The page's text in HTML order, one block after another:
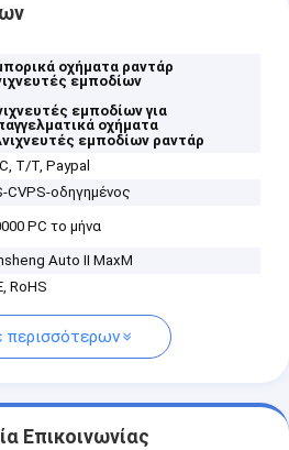
οχήματα ραντάρ
εμποδίων
εμποδίων για
οχήματα
εμποδίων ραντάρ
T/T, Paypal
CVPS-οδηγημένος
PC το μήνα
Auto II MaxM
RoHS
περισσότερων
Επικοινωνίας